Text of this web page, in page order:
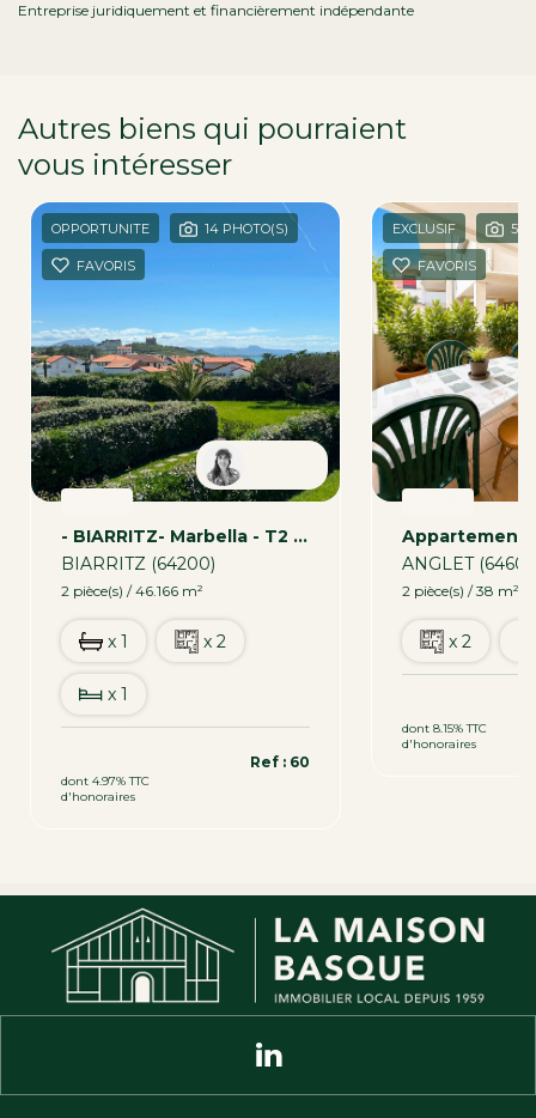
Entreprise juridiquement et financièrement indépendante
Autres biens qui pourraient
vous intéresser
OPPORTUNITE 14 PHOTO(S)
FAVORIS
- BIARRITZ- Marbella - T2 De 46 M2 Avec Garage
BIARRITZ (64200)
2 pièce(s) / 46.166 m²
x 1 x 2
x 1
dont 4.97% TTC
d'honoraires
Ref : 60
EXCLUSIF 5
FAVORIS
ANGLET
2 pièce(s) / 38 m²
x 2
dont 8.15% TTC
d'honoraires